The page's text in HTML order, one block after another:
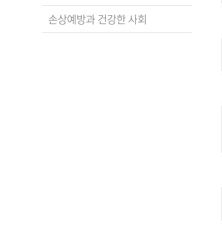
손상예방과 건강한 사회